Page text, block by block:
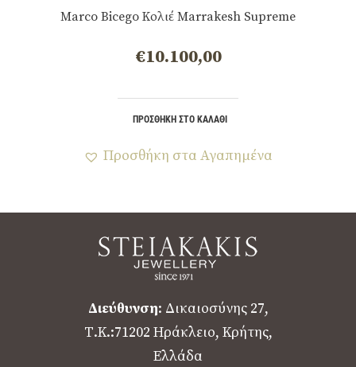
Marco Bicego Κολιέ Marrakesh Supreme
€10.100,00
ΠΡΟΣΘΉΚΗ ΣΤΟ ΚΑΛΆΘΙ
Προσθήκη στα Αγαπημένα
Διεύθυνση: Δικαιοσύνης 27,
Τ.Κ.:71202 Ηράκλειο, Κρήτης,
Ελλάδα